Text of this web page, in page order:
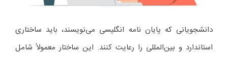
دانشجویانی که پایان نامه انگلیسی می‌نویسند، باید ساختاری
استاندارد و بین‌المللی را رعایت کنند. این ساختار معمولاً شامل